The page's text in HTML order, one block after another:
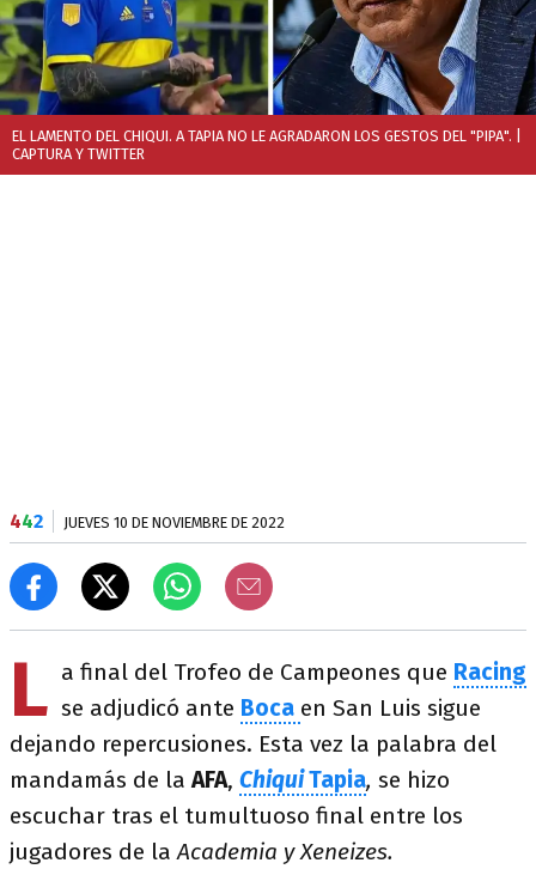
EL LAMENTO DEL CHIQUI. A TAPIA NO LE AGRADARON LOS GESTOS DEL "PIPA".
CAPTURA Y TWITTER
442 JUEVES 10 DE NOVIEMBRE DE 2022
L a final del Trofeo de Campeones que Racing
se adjudicó ante Boca en San Luis sigue
dejando repercusiones. Esta vez la palabra del
mandamás de laAFA, ChiquiTapia, se hizo
escuchar tras el tumultuoso final entre los
jugadores de laAcademia y Xeneizes.